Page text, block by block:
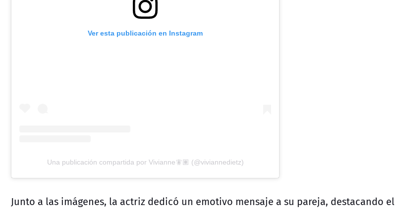
Ver esta publicación en Instagram
Una publicación compartida por Vivianne🧚🏽 (@viviannedietz)
Junto a las imágenes, la actriz dedicó un emotivo mensaje a su pareja, destacando el